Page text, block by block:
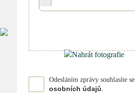
Odesláním zprávy souhlasíte se
osobních údajů